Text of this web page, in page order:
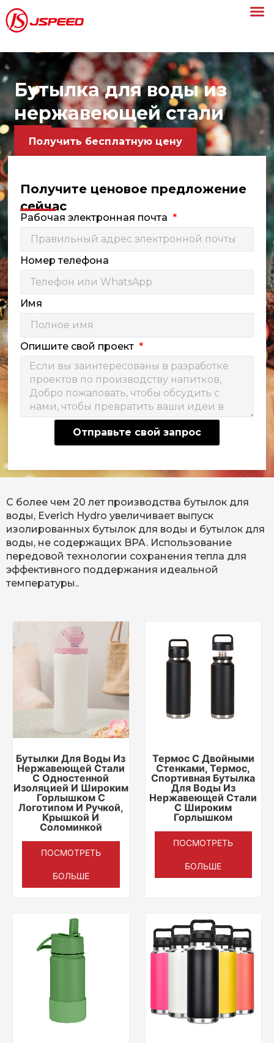
Бутылка для воды из
нержавеющей стали
Получить бесплатную цену
Получите ценовое предложение
сейчас
Рабочая электронная почта
Номер телефона
Имя
Опишите свой проект
Отправьте свой запрос
С более чем 20 лет производства бутылок для
воды, Everich Hydro увеличивает выпуск
изолированных бутылок для воды и бутылок для
воды, не содержащих BPA. Использование
передовой технологии сохранения тепла для
эффективного поддержания идеальной
температуры..
Бутылки Для Воды Из
Нержавеющей Стали
С Одностенной
Изоляцией И Широким
Горлышком С
Логотипом И Ручкой,
Крышкой И
Соломинкой
ПОСМОТРЕТЬ
БОЛЬШЕ
Термос С Двойными
Стенками, Термос,
Спортивная Бутылка
Для Воды Из
Нержавеющей Стали
С Широким
Горлышком
ПОСМОТРЕТЬ
БОЛЬШЕ